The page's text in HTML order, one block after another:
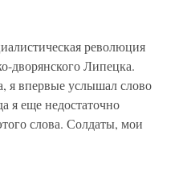
революция
дворянского Липецка.
я впервые услышал слово
я еще недостаточно
слова. Солдаты, мои